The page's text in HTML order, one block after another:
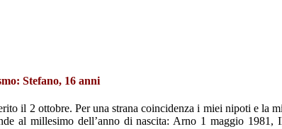
Stefano, 16 anni
il 2 ottobre. Per una strana coincidenza i miei nipoti e la
al millesimo dell’anno di nascita: Arno 1 maggio 1981,